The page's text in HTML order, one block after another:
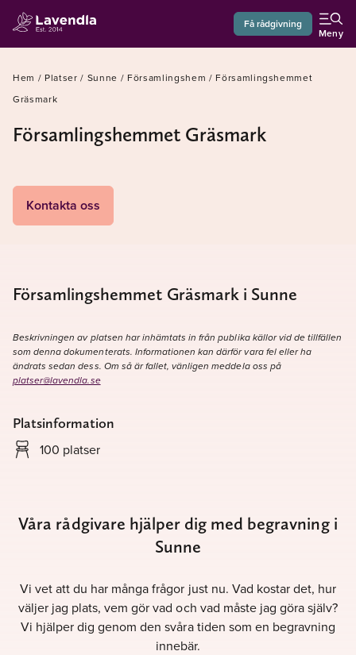
Få rådgivning
Meny
Hem / Platser / Sunne / Församlingshem / Församlingshemmet
Gräsmark
Församlingshemmet Gräsmark
Kontakta oss
Församlingshemmet Gräsmark i Sunne
Beskrivningen av platsen har inhämtats in från publika källor vid de tillfällen
som denna dokumenterats. Informationen kan därför vara fel eller ha
ändrats sedan dess. Om så är fallet, vänligen meddela oss på
platser@lavendla.se
Platsinformation
100 platser
Våra rådgivare hjälper dig med begravning i
Sunne
Vi vet att du har många frågor just nu. Vad kostar det, hur
väljer jag plats, vem gör vad och vad måste jag göra själv?
Vi hjälper dig genom den svåra tiden som en begravning
innebär.